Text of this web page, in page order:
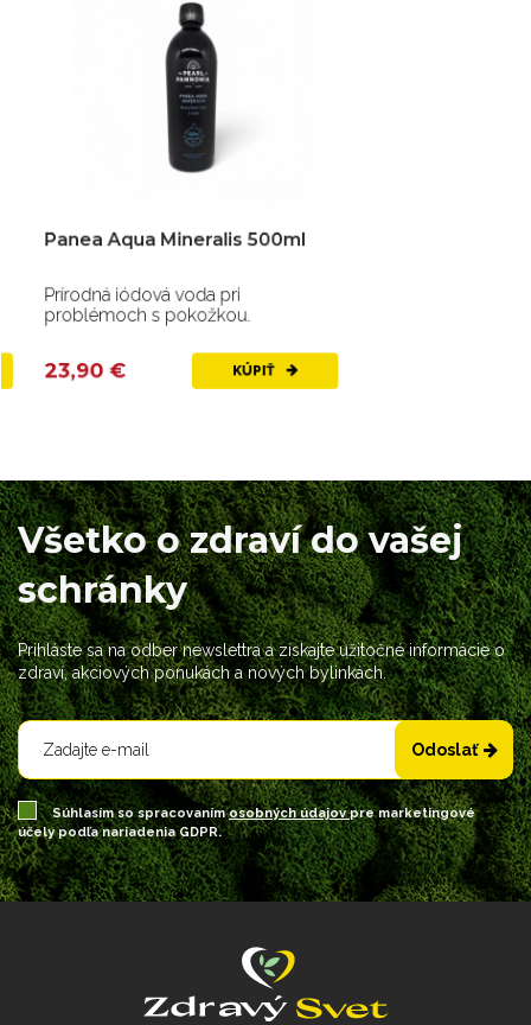
Panea Aqua Mineralis 500ml
Prírodná iódová voda pri
problémoch s pokožkou.
23,90 € KÚPIŤ
Všetko o zdraví do vašej
schránky
Prihláste sa na odber newslettra a získajte užitočné informácie o
zdraví, akciových ponukách a nových bylinkách.
Odoslať
Súhlasím so spracovanímosobných údajovpre marketingové
účely podľa nariadenia GDPR.